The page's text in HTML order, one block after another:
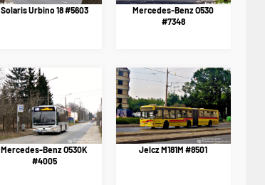
Solaris Urbino 18 #5603
Mercedes-Benz O530
#7348
Mercedes-Benz O530K
#4005
Jelcz M181M #8501